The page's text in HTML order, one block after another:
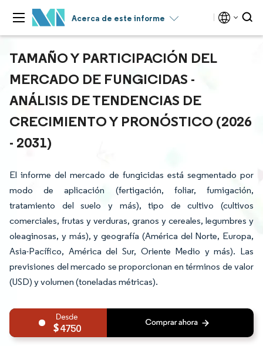
Acerca de este informe
TAMAÑO Y PARTICIPACIÓN DEL
MERCADO DE FUNGICIDAS -
ANÁLISIS DE TENDENCIAS DE
CRECIMIENTO Y PRONÓSTICO (2026
- 2031)
El informe del mercado de fungicidas está segmentado por
modo de aplicación (fertigación, foliar, fumigación,
tratamiento del suelo y más), tipo de cultivo (cultivos
comerciales, frutas y verduras, granos y cereales, legumbres y
oleaginosas, y más), y geografía (América del Norte, Europa,
Asia-Pacífico, América del Sur, Oriente Medio y más). Las
previsiones del mercado se proporcionan en términos de valor
(USD) y volumen (toneladas métricas).
4750